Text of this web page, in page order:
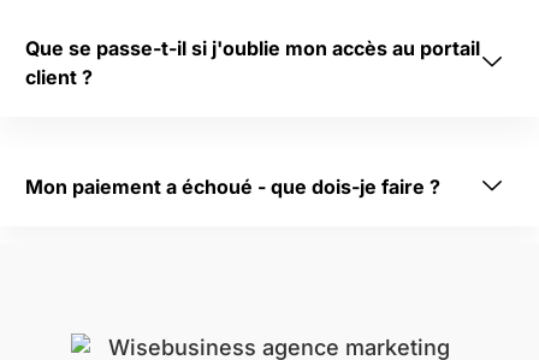
Que se passe-t-il si j'oublie mon accès au portail
client ?
Mon paiement a échoué - que dois-je faire ?